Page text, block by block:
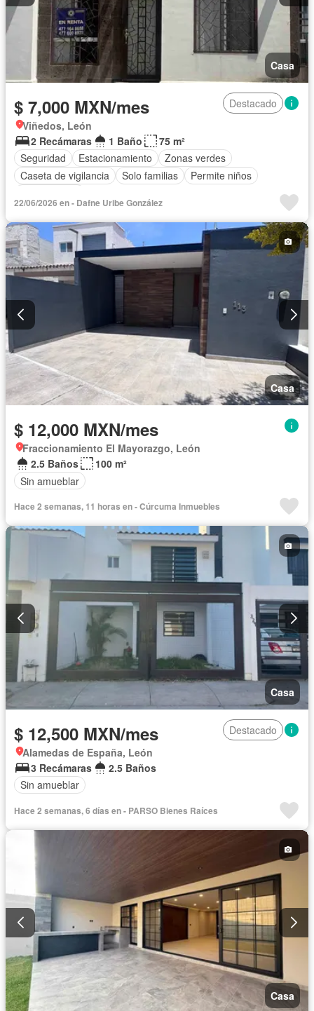
Casa
$ 7,000 MXN/mes
Destacado
Viñedos, León
2 Recámaras
1 Baño
75 m²
Seguridad
Estacionamiento
Zonas verdes
Caseta de vigilancia
Solo familias
Permite niños
22/06/2026 en - Dafne Uribe González
Casa
$ 12,000 MXN/mes
Fraccionamiento El Mayorazgo, León
2.5 Baños
100 m²
Sin amueblar
Hace 2 semanas, 11 horas en - Cúrcuma Inmuebles
Casa
$ 12,500 MXN/mes
Destacado
Alamedas de España, León
3 Recámaras
2.5 Baños
Sin amueblar
Hace 2 semanas, 6 días en - PARSO Bienes Raíces
Casa